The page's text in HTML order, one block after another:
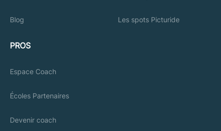
Blog Les spots Picturide
PROS
Espace Coach
Écoles Partenaires
Devenir coach